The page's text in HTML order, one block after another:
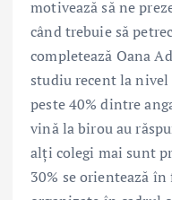
motivează să ne
când trebuie să
completează Oana
studiu recent la nivel
peste 40% dintre
vină la birou au
alți colegi mai sunt
30% se orientează